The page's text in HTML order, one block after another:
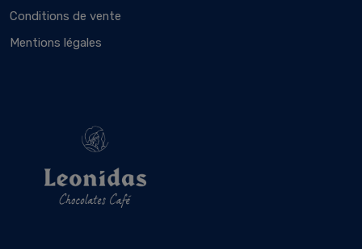
Conditions de vente
Mentions légales